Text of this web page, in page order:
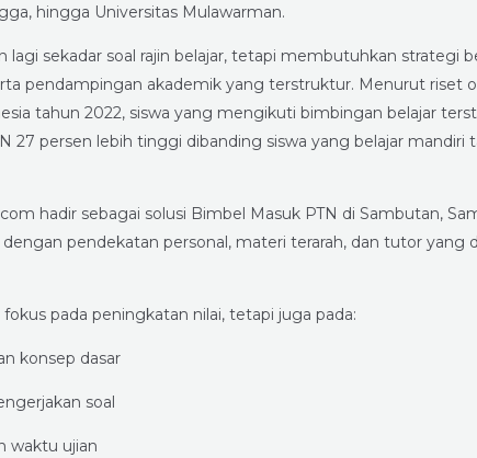
hingga Universitas Mulawarman.
lagi sekadar soal rajin belajar, tetapi membutuhkan strategi
pendampingan akademik yang terstruktur. Menurut riset
tahun 2022, siswa yang mengikuti bimbingan belajar
27 persen lebih tinggi dibanding siswa yang belajar mandiri
hadir sebagai solusi Bimbel Masuk PTN di Sambutan,
dengan pendekatan personal, materi terarah, dan tutor yang
pada peningkatan nilai, tetapi juga pada:
konsep dasar
soal
waktu ujian